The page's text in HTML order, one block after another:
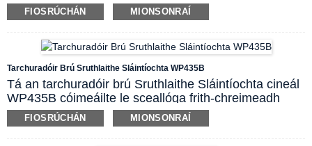
comhartha roghnach eile. Tá sliseanna braite
allmhairithe chun cinn sa tsraith atá comhcheangailte
agus diafragm leithlisithe. Glacann cineálacha
WP401A agus C bosca críochfoirt déanta as
alúmanam, agus úsáideann cineál dlúth WP401B
imfhálú colún cruach dhosmálta beag.
FIOSRÚCHÁN MIONSONRAÍ
Tarchuradóir Brú Sruthlaithe Sláintíochta WP435B
Tá an tarchuradóir brú Sruthlaithe Sláintíochta cineál
WP435B cóimeáilte le sceallóga frith-chreimeadh
allmhairithe ardchruinneas agus ardchobhsaíochta.
Tá an tslis agus an bhlaosc cruach dhosmálta
FIOSRÚCHÁN MIONSONRAÍ